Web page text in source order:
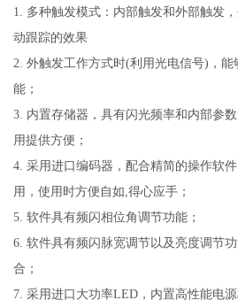
1. 多种触发模式：内部触发和外部触发
动跟踪的效果
2. 外触发工作方式时(利用光电信号) ，
能；
3. 内置存储器，具有闪光频率和内部参
用提供方便；
4. 采用进口编码器，配合精简的操作软
用，使用时方便自如,得心应手；
5. 软件具有频闪相位角调节功能；
6. 软件具有频闪脉宽调节以及亮度调节
合；
7. 采用进口大功率LED ，内置高性能电